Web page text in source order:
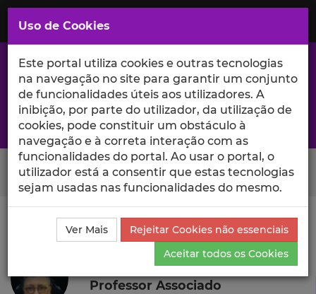
Saltar
para
Conteúdo
Principal
A excelência da investigação e ciência no Iscte
Search Button
Ciência_Iscte Autores João Sebastião Currículo
João Sebastião
Professor Associado
Uso de Cookies
Este portal utiliza cookies e outras tecnologias
na navegação no site para garantir um conjunto
de funcionalidades úteis aos utilizadores. A
inibição, por parte do utilizador, da utilização de
cookies, pode constituir um obstáculo à
navegação e à correta interação com as
funcionalidades do portal. Ao usar o portal, o
utilizador está a consentir que estas tecnologias
sejam usadas nas funcionalidades do mesmo.
Ver Mais
Rejeitar Cookies não essenciais
Aceitar todos os Cookies